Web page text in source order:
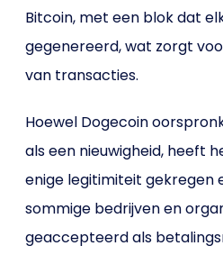
Bitcoin, met een blok dat
gegenereerd, wat zorgt
van transacties.
Hoewel Dogecoin
als een nieuwigheid, heeft
enige legitimiteit gekregen
sommige bedrijven en
geaccepteerd als